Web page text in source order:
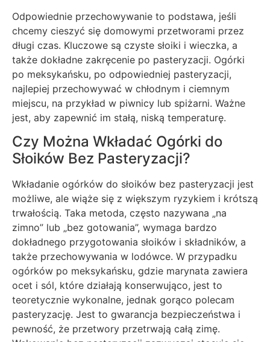
Odpowiednie przechowywanie to podstawa, jeśli
chcemy cieszyć się domowymi przetworami przez
długi czas. Kluczowe są czyste słoiki i wieczka, a
także dokładne zakręcenie po pasteryzacji. Ogórki
po meksykańsku, po odpowiedniej pasteryzacji,
najlepiej przechowywać w chłodnym i ciemnym
miejscu, na przykład w piwnicy lub spiżarni. Ważne
jest, aby zapewnić im stałą, niską temperaturę.
Czy Można Wkładać Ogórki do
Słoików Bez Pasteryzacji?
Wkładanie ogórków do słoików bez pasteryzacji jest
możliwe, ale wiąże się z większym ryzykiem i krótszą
trwałością. Taka metoda, często nazywana „na
zimno” lub „bez gotowania”, wymaga bardzo
dokładnego przygotowania słoików i składników, a
także przechowywania w lodówce. W przypadku
ogórków po meksykańsku, gdzie marynata zawiera
ocet i sól, które działają konserwująco, jest to
teoretycznie wykonalne, jednak gorąco polecam
pasteryzację. Jest to gwarancja bezpieczeństwa i
pewność, że przetwory przetrwają całą zimę.